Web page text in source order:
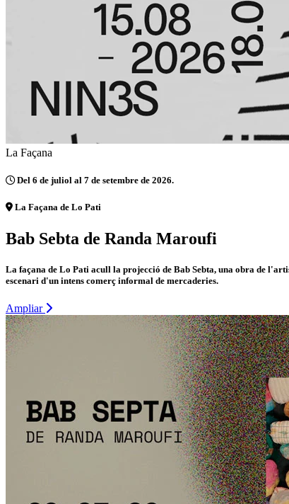
La Façana
Del 6 de juliol al 7 de setembre de 2026.
La Façana de Lo Pati
Bab Sebta de Randa Maroufi
La façana de Lo Pati acull la projecció de Bab Sebta, una obra de
escenari d'un intens comerç informal de mercaderies.
Ampliar